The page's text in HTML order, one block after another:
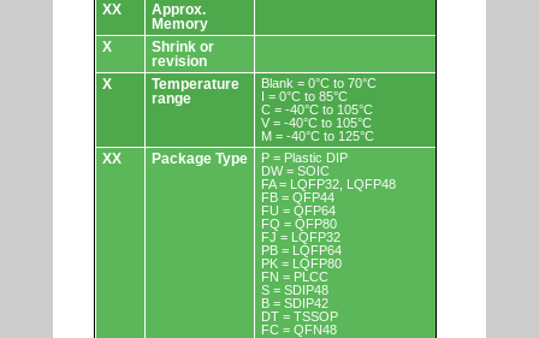
XX
Approx.
Memory
X
Shrink or
revision
X
Temperature
range
Blank = 0°C to 70°C
I = 0°C to 85°C
C = -40°C to 105°C
V = -40°C to 105°C
M = -40°C to 125°C
XX Package Type
P = Plastic DIP
DW = SOIC
FA = LQFP32, LQFP48
FB = QFP44
FU = QFP64
FQ = QFP80
FJ = LQFP32
PB = LQFP64
PK = LQFP80
FN = PLCC
S = SDIP48
B = SDIP42
DT = TSSOP
FC = QFN48